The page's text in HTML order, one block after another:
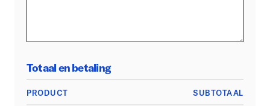
Totaal en betaling
PRODUCT SUBTOTAAL